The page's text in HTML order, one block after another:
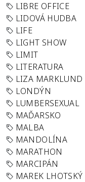
LIBRE OFFICE
LIDOVÁ HUDBA
LIFE
LIGHT SHOW
LIMIT
LITERATURA
LIZA MARKLUND
LONDÝN
LUMBERSEXUAL
MAĎARSKO
MALBA
MANDOLÍNA
MARATHON
MARCIPÁN
MAREK LHOTSKÝ